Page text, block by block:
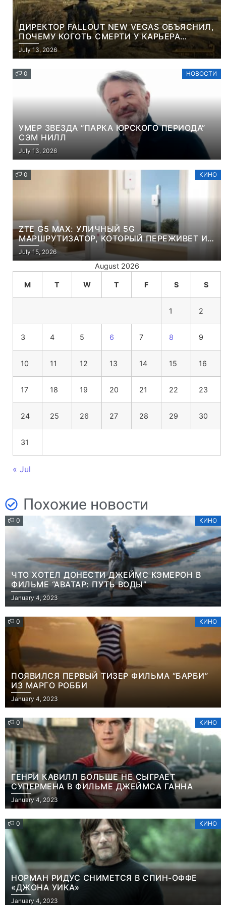
ДИРЕКТОР FALLOUT NEW VEGAS ОБЪЯСНИЛ,
ПОЧЕМУ КОГОТЬ СМЕРТИ У КАРЬЕРА
НАМЕРЕННО СНОСИТ ВАМ ГОЛОВУ
July 13, 2026
0 НОВОСТИ
УМЕР ЗВЕЗДА “ПАРКА ЮРСКОГО ПЕРИОДА”
СЭМ НИЛЛ
July 13, 2026
0 КИНО
ZTE G5 MAX: УЛИЧНЫЙ 5G
МАРШРУТИЗАТОР, КОТОРЫЙ ПЕРЕЖИВЕТ И
ЛЮТУЮ ЗИМУ, И ЖАРКОЕ ЛЕТО
July 15, 2026
August 2026
M T W T F S S
1 2
3 4 5 6 7 8 9
10 11 12 13 14 15 16
17 18 19 20 21 22 23
24 25 26 27 28 29 30
31
« Jul
Похожие новости
0 КИНО
ЧТО ХОТЕЛ ДОНЕСТИ ДЖЕЙМС КЭМЕРОН В
ФИЛЬМЕ “АВАТАР: ПУТЬ ВОДЫ”
January 4, 2023
0 КИНО
ПОЯВИЛСЯ ПЕРВЫЙ ТИЗЕР ФИЛЬМА “БАРБИ”
ИЗ МАРГО РОББИ
January 4, 2023
0 КИНО
ГЕНРИ КАВИЛЛ БОЛЬШЕ НЕ СЫГРАЕТ
СУПЕРМЕНА В ФИЛЬМЕ ДЖЕЙМСА ГАННА
January 4, 2023
0 КИНО
НОРМАН РИДУС СНИМЕТСЯ В СПИН-ОФФЕ
«ДЖОНА УИКА»
January 4, 2023
Игры